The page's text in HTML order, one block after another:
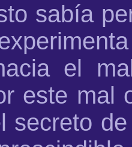
sabía
el
este mal
secreto